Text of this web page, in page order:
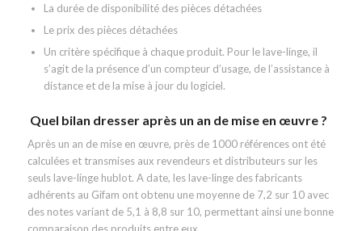
La durée de disponibilité des pièces détachées
Le prix des pièces détachées
Un critère spécifique à chaque produit. Pour le lave-linge, il
s’agit de la présence d’un compteur d’usage, de l’assistance à
distance et de la mise à jour du logiciel.
Quel bilan dresser après un an de mise en œuvre ?
Après un an de mise en œuvre, près de 1000 références ont été
calculées et transmises aux revendeurs et distributeurs sur les
seuls lave-linge hublot. A date, les lave-linge des fabricants
adhérents au Gifam ont obtenu une moyenne de 7,2 sur 10 avec
des notes variant de 5,1 à 8,8 sur 10, permettant ainsi une bonne